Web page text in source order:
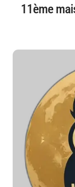
11ème